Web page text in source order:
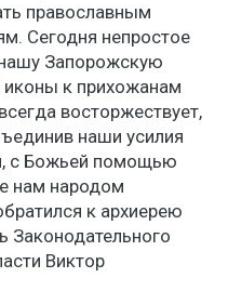
православным
Сегодня непростое
Запорожскую
к прихожанам
восторжествует,
наши усилия
с Божьей помощью
нам народом
к архиерею
Законодательного
Виктор